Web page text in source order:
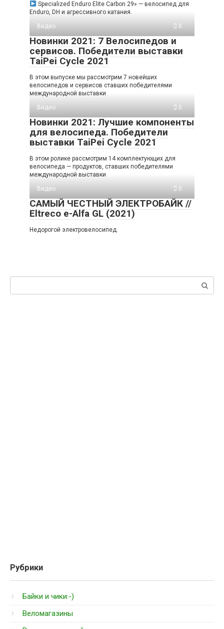
Specialized Enduro Elite Carbon 29» — велосипед для
Enduro, DH и агрессивного катания.
Видео
0
Новинки 2021: 7 Велосипедов и
сервисов. Победители выставки
TaiPei Cycle 2021
В этом выпуске мы рассмотрим 7 новейших
велосипедов и сервисов ставших победителями
международной выставки
Видео
0
Новинки 2021: Лучшие компоненты
для велосипеда. Победители
выставки TaiPei Cycle 2021
В этом ролике рассмотрим 14 комплектующих для
велосипеда — продуктов, ставших победителями
международной выставки
Видео
0
САМЫЙ ЧЕСТНЫЙ ЭЛЕКТРОБАЙК //
Eltreco e-Alfa GL (2021)
Недорогой электровелосипед.
Рубрики
Байки и чики:-)
Веломагазины